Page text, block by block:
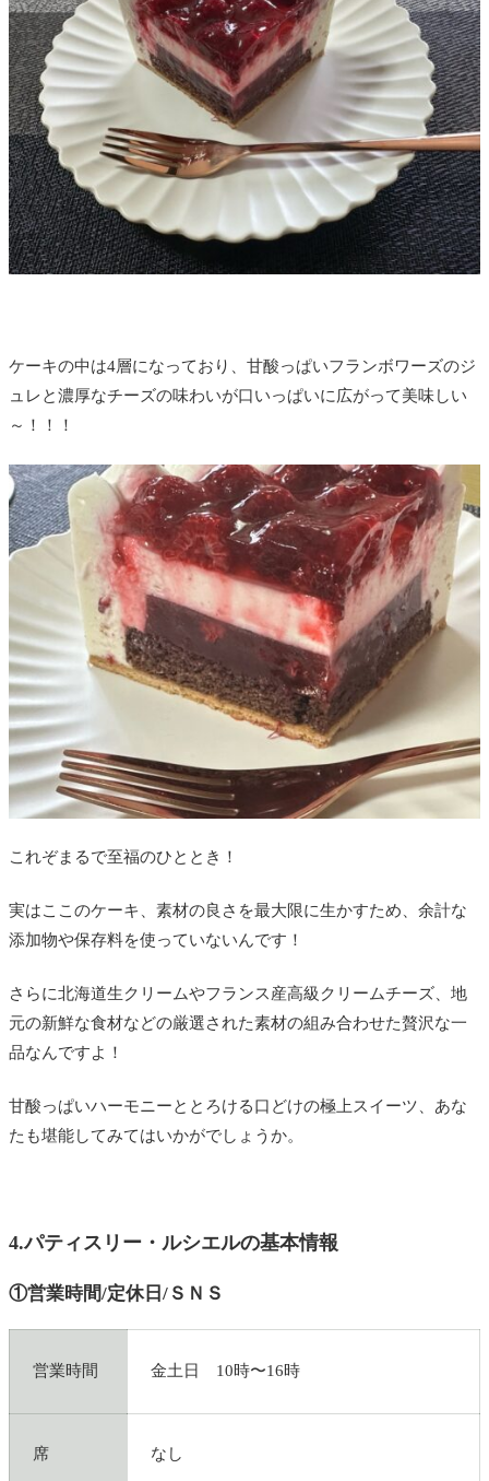
ケーキの中は4層になっており、 甘酸っぱいフランボワーズのジ
ュレと濃厚なチーズの味わいが口いっぱいに広がって美味しい
～！！！
これぞまるで至福のひととき！
実はここのケーキ、素材の良さを最大限に生かすため、 余計な
添加物や保存料を使っていないんです！
さらに北海道生クリームやフランス産高級クリームチーズ、 地
元の新鮮な食材などの厳選された素材の組み合わせた贅沢な一
品なんですよ！
甘酸っぱいハーモニーととろける口どけの極上スイーツ、あな
たも堪能してみてはいかがでしょうか。
4.パティスリー・ルシエルの基本情報
①営業時間/定休日/ＳＮＳ
営業時間 金土日 10時〜16時
席 なし